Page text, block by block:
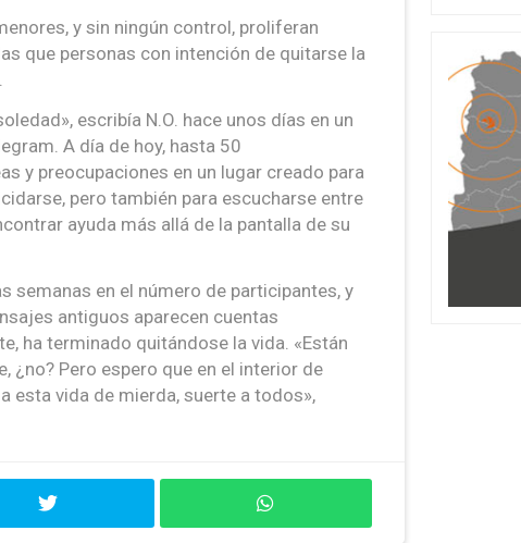
y sin ningún control, proliferan
que personas con intención de quitarse la
escribía N.O. hace unos días en un
A día de hoy, hasta 50
y preocupaciones en un lugar creado para
pero también para escucharse entre
ayuda más allá de la pantalla de su
semanas en el número de participantes, y
antiguos aparecen cuentas
ha terminado quitándose la vida. «Están
¿no? Pero espero que en el interior de
esta vida de mierda, suerte a todos»,